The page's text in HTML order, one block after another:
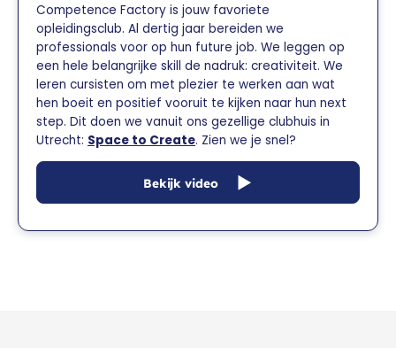
Competence Factory is jouw favoriete
opleidingsclub. Al dertig jaar bereiden we
professionals voor op hun future job. We leggen op
een hele belangrijke skill de nadruk: creativiteit. We
leren cursisten om met plezier te werken aan wat
hen boeit en positief vooruit te kijken naar hun next
step. Dit doen we vanuit ons gezellige clubhuis in
Utrecht: Space to Create. Zien we je snel?
Bekijk video